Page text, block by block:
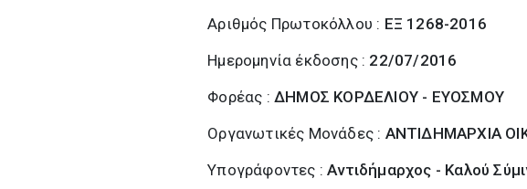
Αριθμός Πρωτοκόλλου : ΕΞ 1268-2016
Ημερομηνία έκδοσης : 22/07/2016
Φορέας :ΔΗΜΟΣ ΚΟΡΔΕΛΙΟΥ - ΕΥΟΣΜΟΥ
Οργανωτικές Μονάδες : ΑΝΤΙΔΗΜΑΡΧΙΑ
Υπογράφοντες :Αντιδήμαρχος - Καλού